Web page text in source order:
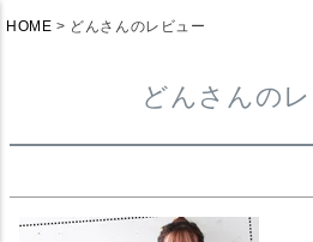
HOME どんさんのレビュー
どんさんの